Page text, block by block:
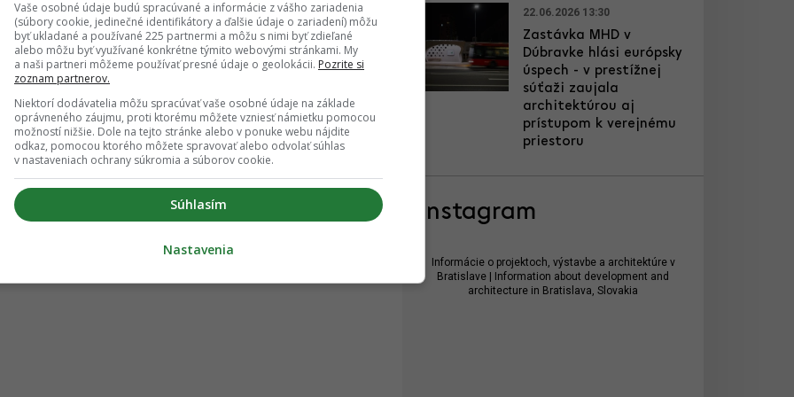
dostatočného pocitu súkromia,“ vysvetľujú výhody
kúta daného priestoru vyústil do zaujímavej dispozičnej
prostredie na každodennú prácu: dizajnovo, akusticky,
prísunom čerstvého vzduchu,“uzatvárajú
je tak výnimočný hneď v niekoľkých ohľadoch. Na jeho
že architekti si ich zariaďovali pre seba. Víťazom
stal najmä vďaka inovatívnemu prístupu k
budove z 90. rokov minulého storočia.
22.06.2026 13:30
Zastávka MHD v
Dúbravke hlási európsky
úspech - v prestížnej
súťaži zaujala
architektúrou aj
prístupom k verejnému
priestoru
Instagram
Informácie o projektoch, výstavbe a architektúre v
Bratislave | Information about development and
architecture in Bratislava, Slovakia
Vaše osobné údaje budú spracúvané a informácie z vášho zariadenia
(súbory cookie, jedinečné identifikátory a ďalšie údaje o zariadení) môžu
byť ukladané a používané 225 partnermi a môžu s nimi byť zdieľané
alebo môžu byť využívané konkrétne týmito webovými stránkami. My
a naši partneri môžeme používať presné údaje o geolokácii. Pozrite si
zoznam partnerov.
Niektorí dodávatelia môžu spracúvať vaše osobné údaje na základe
oprávneného záujmu, proti ktorému môžete vzniesť námietku pomocou
možností nižšie. Dole na tejto stránke alebo v ponuke webu nájdite
odkaz, pomocou ktorého môžete spravovať alebo odvolať súhlas
v nastaveniach ochrany súkromia a súborov cookie.
Súhlasím
Nastavenia